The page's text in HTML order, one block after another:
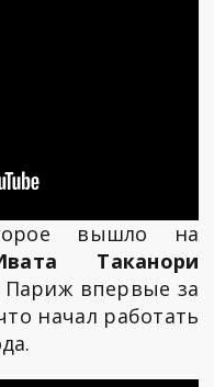
вышло на
Таканори
Париж впервые за
начал работать